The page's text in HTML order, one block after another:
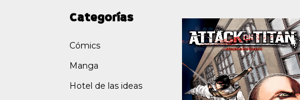
Categorías
Cómics
Manga
Hotel de las ideas